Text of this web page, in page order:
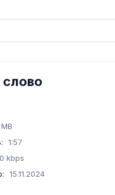
1:57
kbps
15.11.2024